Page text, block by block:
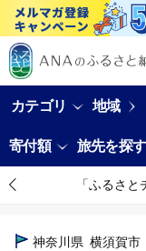
カテゴリ 地域
寄付額 旅先を探す
「ふるさ
神奈川県 横須賀市